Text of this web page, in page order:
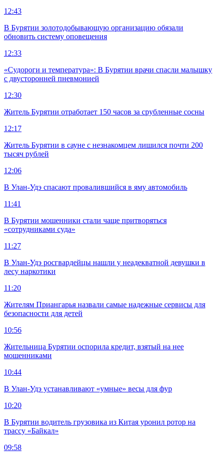
12:43
В Бурятии золотодобывающую организацию обязали
обновить систему оповещения
12:33
«Судороги и температура»: В Бурятии врачи спасли малышку
с двусторонней пневмонией
12:30
Житель Бурятии отработает 150 часов за срубленные сосны
12:17
Житель Бурятии в сауне с незнакомцем лишился почти 200
тысяч рублей
12:06
В Улан-Удэ спасают провалившийся в яму автомобиль
11:41
В Бурятии мошенники стали чаще притворяться
«сотрудниками суда»
11:27
В Улан-Удэ росгвардейцы нашли у неадекватной девушки в
лесу наркотики
11:20
Жителям Приангарья назвали самые надежные сервисы для
безопасности для детей
10:56
Жительница Бурятии оспорила кредит, взятый на нее
мошенниками
10:44
В Улан-Удэ устанавливают «умные» весы для фур
10:20
В Бурятии водитель грузовика из Китая уронил ротор на
трассу «Байкал»
09:58